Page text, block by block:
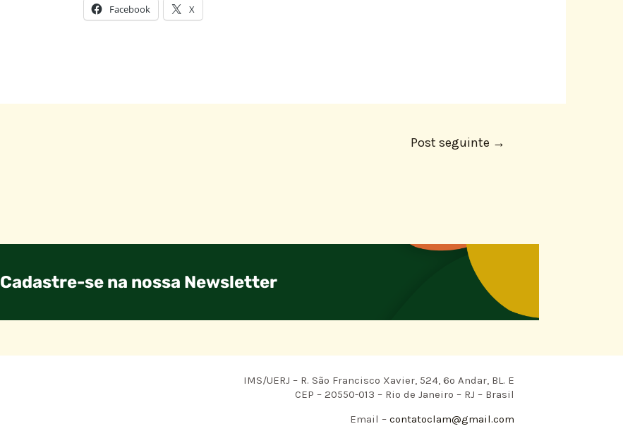
Facebook X
Post seguinte →
Cadastre-se na nossa Newsletter
IMS/UERJ – R. São Francisco Xavier, 524, 6º Andar, BL. E
CEP – 20550-013 – Rio de Janeiro – RJ – Brasil
Email –contatoclam@gmail.com